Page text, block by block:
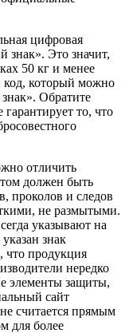
цифровая
знак». Это значит,
50 кг и менее
код, который можно
Обратите
то, что
отличить
должен быть
проколов и следов
не размытыми.
указывают на
знак
продукция
нередко
элементы защиты,
сайт
считается прямым
для более